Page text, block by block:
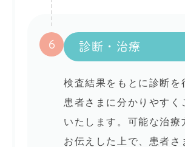
6 診断・治療
検査結果をもとに診断を
患者さまに分かりやすく
いたします。可能な治療
お伝えした上で、患者さ